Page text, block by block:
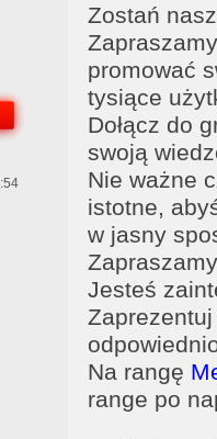
Zostań
promować
tysiące
Dołącz do
swoją
Nie ważne
istotne,
w jasny
Jesteś
Na rangę
range po